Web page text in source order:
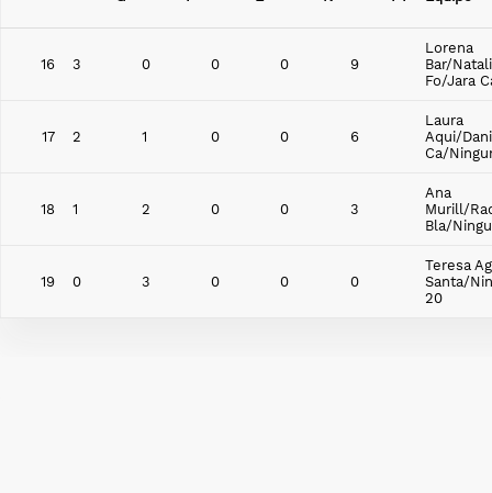
16 3 0 0 0 9
Lorena
Bar/
Fo/Jara
17 2 1 0 0 6
Laura
Aqui/
Ca/
18 1 2 0 0 3
Ana
Murill/
Bla/
19 0 3 0 0 0
Teresa
Santa/
20